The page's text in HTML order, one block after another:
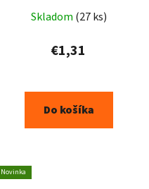
3vrst. 90ks
Skladom (27 ks)
€1,31
Do košíka
Novinka